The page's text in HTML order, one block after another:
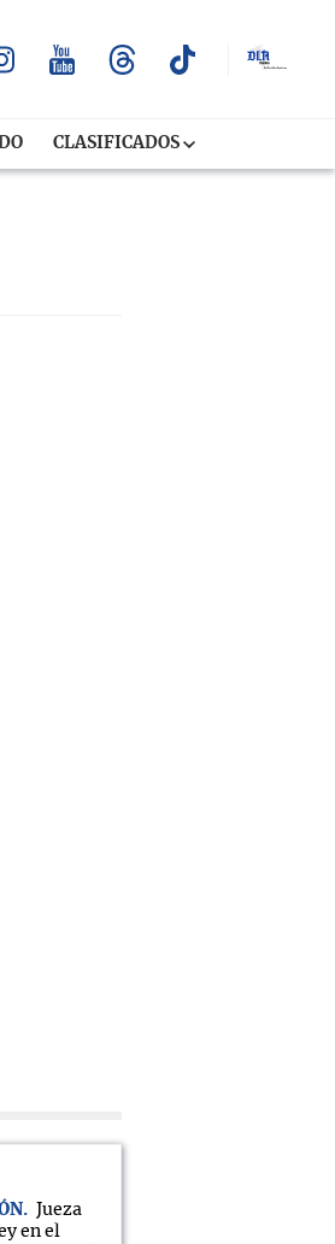
CLASIFICADOS
Jueza
en el